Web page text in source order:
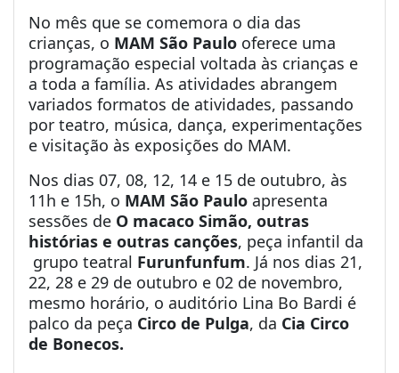
No mês que se comemora o dia das
crianças, o MAM São Paulo oferece uma
programação especial voltada às crianças e
a toda a família. As atividades abrangem
variados formatos de atividades, passando
por teatro, música, dança, experimentações
e visitação às exposições do MAM.
Nos dias 07, 08, 12, 14 e 15 de outubro, às
11h e 15h, o MAM São Paulo apresenta
sessões de O macaco Simão, outras
histórias e outras canções, peça infantil da
grupo teatral Furunfunfum. Já nos dias 21,
22, 28 e 29 de outubro e 02 de novembro,
mesmo horário, o auditório Lina Bo Bardi é
palco da peça Circo de Pulga, da Cia Circo
de Bonecos.